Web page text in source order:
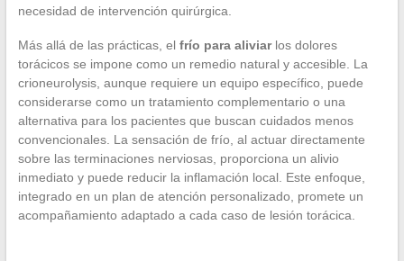
necesidad de intervención quirúrgica.
Más allá de las prácticas, el frío para aliviarlos dolores
torácicos se impone como un remedio natural y accesible. La
crioneurolysis, aunque requiere un equipo específico, puede
considerarse como un tratamiento complementario o una
alternativa para los pacientes que buscan cuidados menos
convencionales. La sensación de frío, al actuar directamente
sobre las terminaciones nerviosas, proporciona un alivio
inmediato y puede reducir la inflamación local. Este enfoque,
integrado en un plan de atención personalizado, promete un
acompañamiento adaptado a cada caso de lesión torácica.